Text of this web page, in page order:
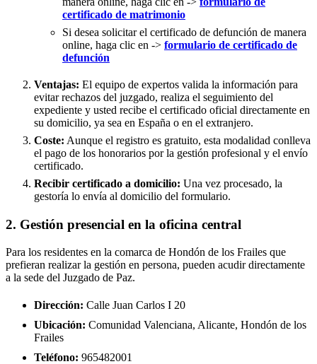
certificado de matrimonio
Si desea solicitar el certificado de defunción de manera
online, haga clic en -> formulario de certificado de
defunción
Ventajas: El equipo de expertos valida la información para
evitar rechazos del juzgado, realiza el seguimiento del
expediente y usted recibe el certificado oficial directamente en
su domicilio, ya sea en España o en el extranjero.
Coste: Aunque el registro es gratuito, esta modalidad conlleva
el pago de los honorarios por la gestión profesional y el envío
certificado.
Recibir certificado a domicilio: Una vez procesado, la
gestoría lo envía al domicilio del formulario.
2. Gestión presencial en la oficina central
Para los residentes en la comarca de Hondón de los Frailes que
prefieran realizar la gestión en persona, pueden acudir directamente
a la sede del Juzgado de Paz.
Dirección: Calle Juan Carlos I 20
Ubicación: Comunidad Valenciana, Alicante, Hondón de los
Frailes
Teléfono: 965482001